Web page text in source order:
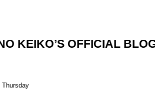
KEIKO’S OFFICIAL
Thursday